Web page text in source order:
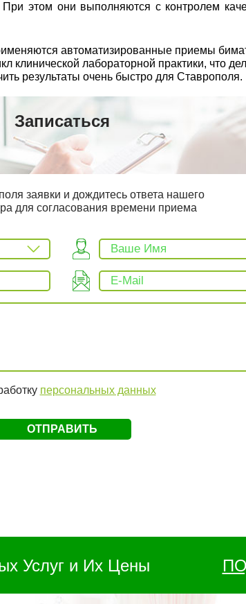
этом они выполняются с контролем
автоматизированные приемы
лабораторной практики, что
результаты очень быстро для Ставрополя.
Записаться
заявки и дождитесь ответа нашего
для согласования времени приема
персональных данных
Услуг и Их Цены